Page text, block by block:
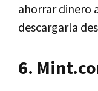
ahorrar dinero
descargarla
6.